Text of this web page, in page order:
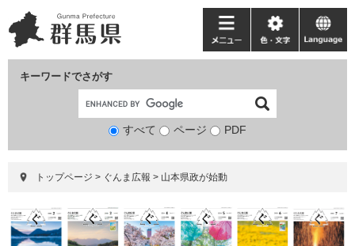
ー
ジ
ニ
ュ
て
キーワードでさがす
検
象
すべて ページ PDF
メ
ニ
ー
色・
文
language
トップページ > ぐんま広報 > 山本県政が始動